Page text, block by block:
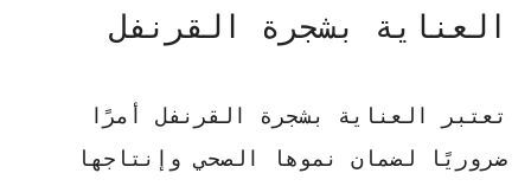
العناية بشجرة القرنفل
تعتبر العناية بشجرة القرنفل أمرًا
ضروريًا لضمان نموها الصحي وإنتاجها